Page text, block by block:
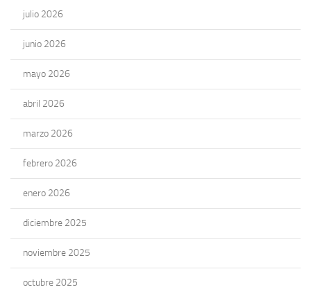
julio 2026
junio 2026
mayo 2026
abril 2026
marzo 2026
febrero 2026
enero 2026
diciembre 2025
noviembre 2025
octubre 2025